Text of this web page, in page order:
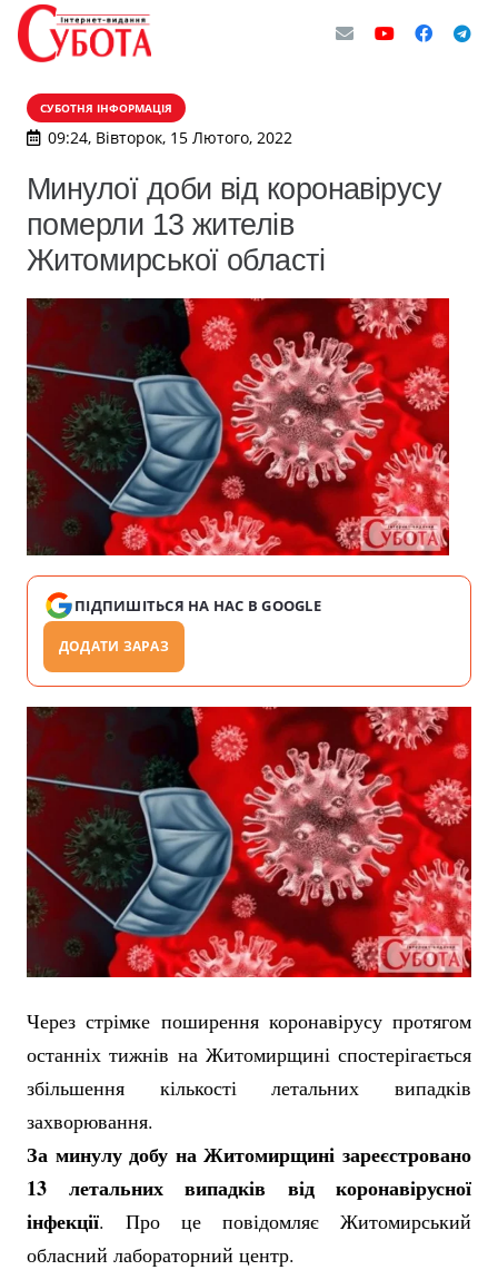
СУБОТНЯ ІНФОРМАЦІЯ
09:24, Вівторок, 15 Лютого, 2022
Минулої доби від коронавірусу
померли 13 жителів
Житомирської області
ПІДПИШІТЬСЯ НА НАС В GOOGLE
ДОДАТИ ЗАРАЗ
Через стрімке поширення коронавірусу протягом
останніх тижнів на Житомирщині спостерігається
збільшення кількості летальних випадків
захворювання.
За минулу добу на Житомирщині зареєстровано
13 летальних випадків від коронавірусної
інфекції. Про це повідомляє Житомирський
обласний лабораторний центр.